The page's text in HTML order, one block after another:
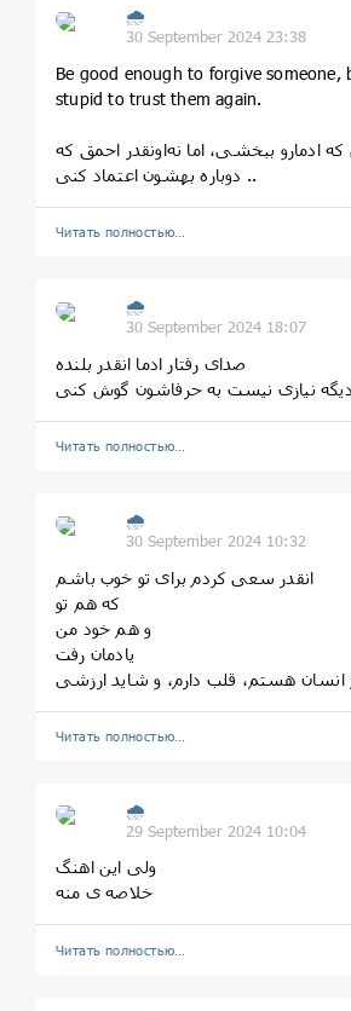
🌧
30 September 2024 23:38
Be good enough to forgive someone,
stupid to trust them again.
ادمارو ببخشی، اما نه‌اونقدر احمق که
دوباره بهشون اعتماد کنی ..
Читать полностью…
🌧
30 September 2024 18:07
صدای رفتار ادما انقدر بلنده
نیازی نیست به حرفاشون گوش کنی
Читать полностью…
🌧
30 September 2024 10:32
انقدر سعی کردم برای تو خوب باشم
که هم تو
و هم خود من
یادمان رفت
هستم، قلب دارم، و شاید ارزشی
Читать полностью…
🌧
29 September 2024 10:04
ولی این اهنگ
خلاصه ی منه
Читать полностью…